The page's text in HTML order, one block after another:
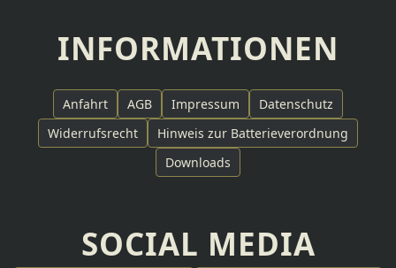
INFORMATIONEN
Anfahrt AGB Impressum
Datenschutz
Widerrufsrecht
Hinweis zur Batterieverordnung
Downloads
SOCIAL MEDIA